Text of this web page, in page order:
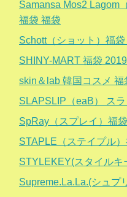
Samansa Mos2 Lagom
福袋 福袋
Schott（ショット）福
SHINY-MART 福袋 2019
skin＆lab 韓国コスメ 福
SLAPSLIP（eaB） ス
SpRay（スプレイ）福
STAPLE（ステイプル
STYLEKEY(スタイルキ
Supreme.La.La.(シュプ